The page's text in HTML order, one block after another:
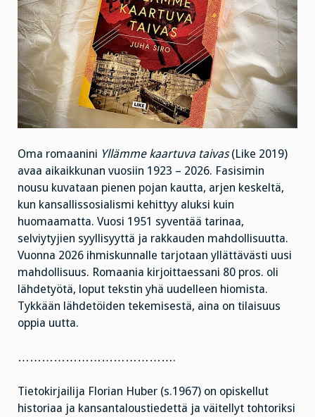
Oma romaanini Yllämme kaartuva taivas(Like 2019)
avaa aikaikkunan vuosiin 1923 – 2026. Fasisimin
nousu kuvataan pienen pojan kautta, arjen keskeltä,
kun kansallissosialismi kehittyy aluksi kuin
huomaamatta. Vuosi 1951 syventää tarinaa,
selviytyjien syyllisyyttä ja rakkauden mahdollisuutta.
Vuonna 2026 ihmiskunnalle tarjotaan yllättävästi uusi
mahdollisuus. Romaania kirjoittaessani 80 pros. oli
lähdetyötä, loput tekstin yhä uudelleen hiomista.
Tykkään lähdetöiden tekemisestä, aina on tilaisuus
oppia uutta.
………………………………….
Tietokirjailija Florian Huber (s.1967) on opiskellut
historiaa ja kansantaloustiedettä ja väitellyt tohtoriksi